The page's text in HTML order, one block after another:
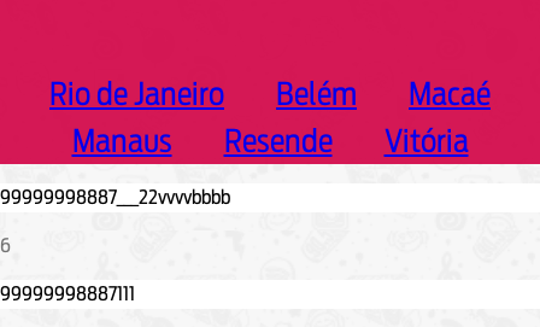
Rio de Janeiro Belém
Macaé
Manaus
Resende Vitória
6